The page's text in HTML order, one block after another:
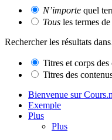
N’importe quel
Tous les termes
Rechercher les résultats
Titres et corps des
Titres des
Bienvenue sur
Exemple
Plus
Plus